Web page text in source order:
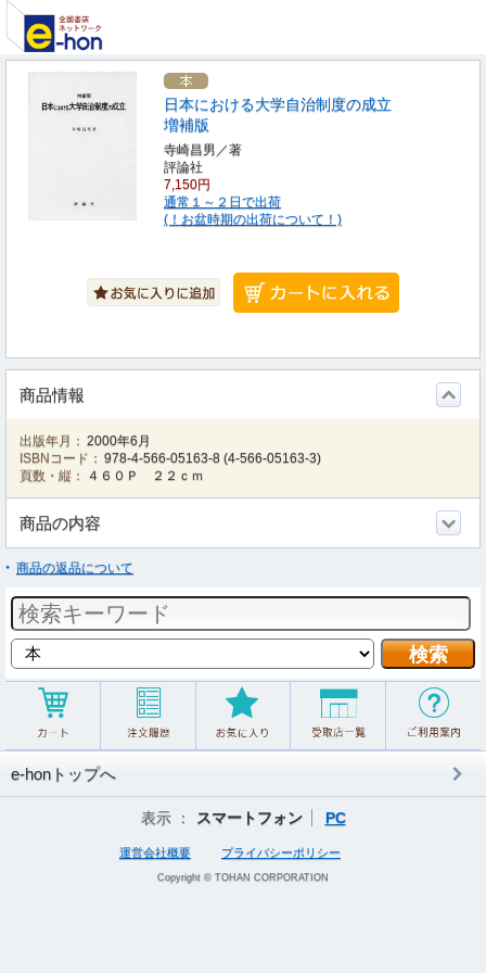
日本における大学自治制度の成立
増補版
寺崎昌男／著
評論社
7,150円
通常１～２日で出荷
(！お盆時期の出荷について！)
商品情報
出版年月： 2000年6月
ISBNコード： 978-4-566-05163-8 (4-566-05163-3)
頁数・縦：
４６０Ｐ ２２ｃｍ
商品の内容
商品の返品について
e-honトップへ
表示 ： スマートフォン PC
運営会社概要 プライバシーポリシー
Copyright © TOHAN CORPORATION